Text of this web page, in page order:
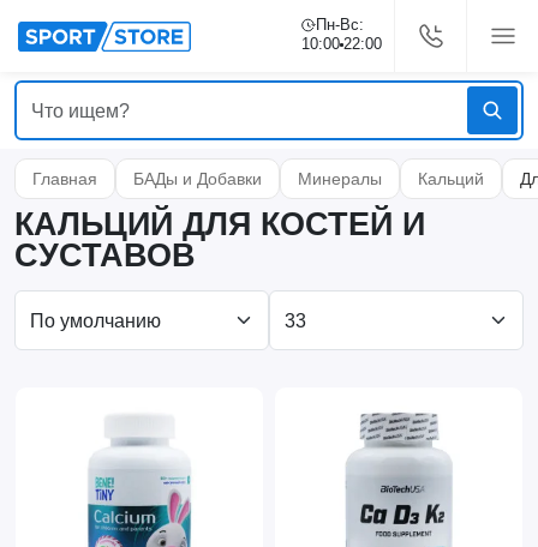
Пн-Вс:
10:00 22:00
Главная БАДы и Добавки Минералы Кальций
КАЛЬЦИЙ ДЛЯ КОСТЕЙ И
СУСТАВОВ